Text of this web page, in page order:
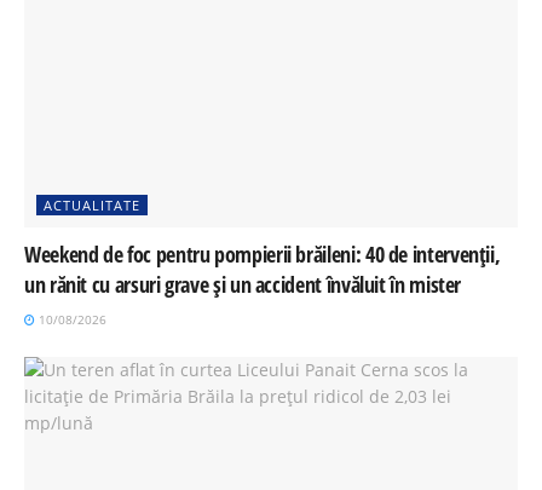
ACTUALITATE
Weekend de foc pentru pompierii brăileni: 40 de intervenții,
un rănit cu arsuri grave și un accident învăluit în mister
10/08/2026